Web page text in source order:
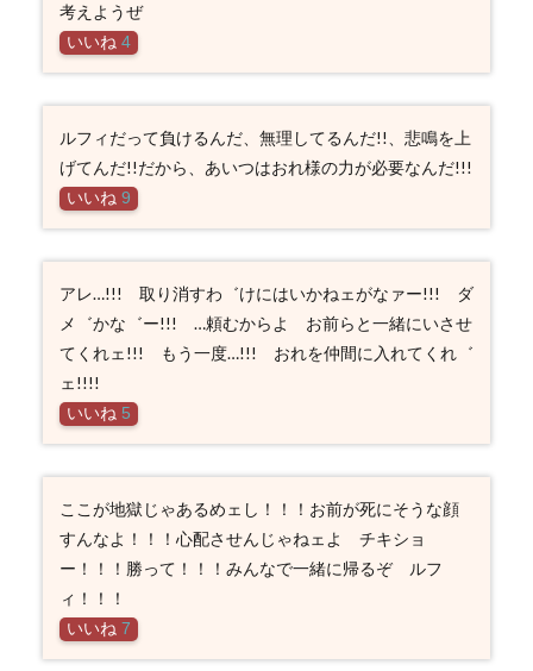
考えようぜ
いいね 4
ルフィだって負けるんだ、無理してるんだ!!、悲鳴を上
げてんだ!!だから、あいつはおれ様の力が必要なんだ!!!
いいね 9
アレ…!!! 取り消すわ゛けにはいかねェがなァー!!! ダ
メ゛かな゛ー!!! …頼むからよ お前らと一緒にいさせ
てくれェ!!! もう一度…!!! おれを仲間に入れてくれ゛
ェ!!!!
いいね 5
ここが地獄じゃあるめェし！！！お前が死にそうな顔
すんなよ！！！心配させんじゃねェよ チキショ
ー！！！勝って！！！みんなで一緒に帰るぞ ルフ
ィ！！！
いいね 7